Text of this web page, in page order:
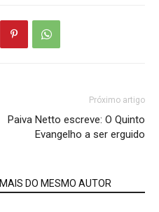
Próximo artigo
Paiva Netto escreve: O Quinto
Evangelho a ser erguido
MAIS DO MESMO AUTOR